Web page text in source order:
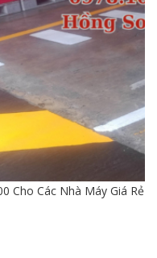
Cho Các Nhà Máy Giá Rẻ